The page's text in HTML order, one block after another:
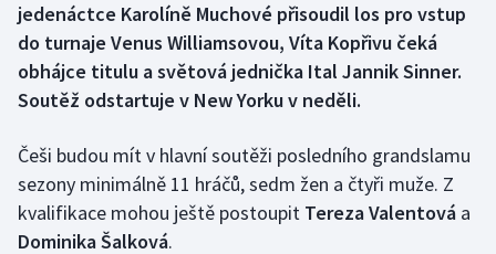
Curling
Cyklistika
Florbal
Futsal
jedenáctce Karolíně Muchové přisoudil los pro vstup
do turnaje Venus Williamsovou, Víta Kopřivu čeká
obhájce titulu a světová jednička Ital Jannik Sinner.
Soutěž odstartuje v New Yorku v neděli.
Češi budou mít v hlavní soutěži posledního grandslamu
sezony minimálně 11 hráčů, sedm žen a čtyři muže. Z
kvalifikace mohou ještě postoupit Tereza Valentová a
Dominika Šalková.